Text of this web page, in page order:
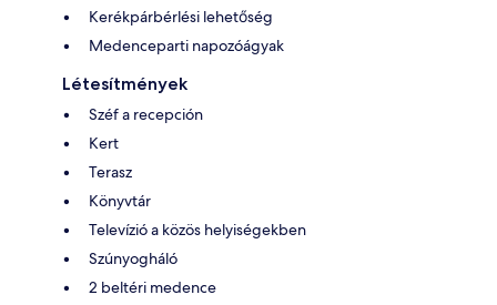
Kerékpárbérlési lehetőség
Medenceparti napozóágyak
Létesítmények
Széf a recepción
Kert
Terasz
Könyvtár
Televízió a közös helyiségekben
Szúnyogháló
2 beltéri medence